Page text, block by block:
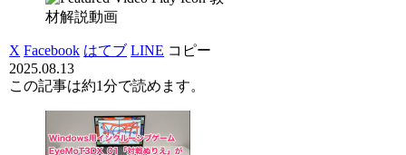
材解説動画
X Facebook はてブ LINE コピー
2025.08.13
この記事は約1分で読めます。